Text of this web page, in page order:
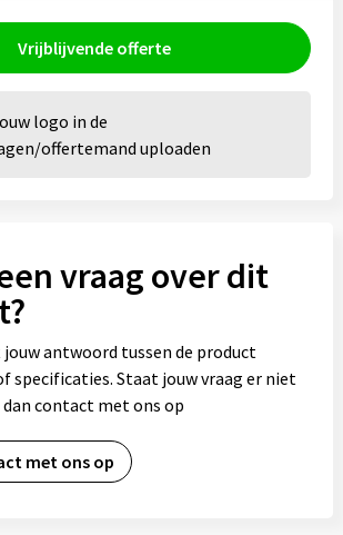
Vrijblijvende offerte
logo in de
offertemand uploaden
vraag over dit
antwoord tussen de product
specificaties. Staat jouw vraag er niet
dan contact met ons op
met ons op